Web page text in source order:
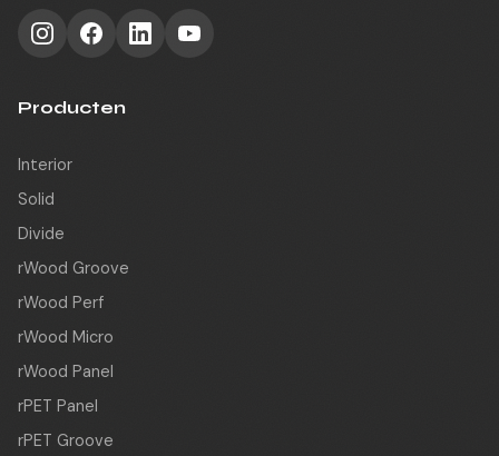
Producten
Interior
Solid
Divide
rWood Groove
rWood Perf
rWood Micro
rWood Panel
rPET Panel
rPET Groove